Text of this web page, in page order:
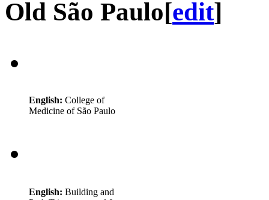
Old São Paulo[edit]
English: College of
Medicine of São Paulo
English: Building and